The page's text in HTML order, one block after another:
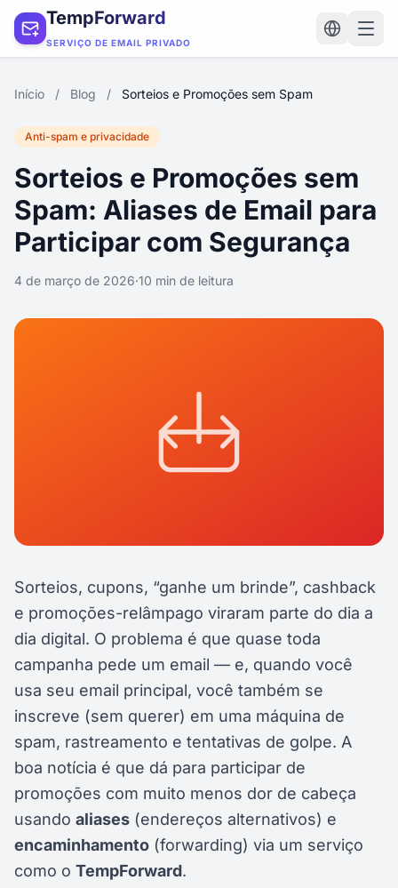
TempForward
SERVIÇO DE EMAIL PRIVADO
Início / Blog / Sorteios e Promoções sem Spam
Anti-spam e privacidade
Sorteios e Promoções sem
Spam: Aliases de Email para
Participar com Segurança
4 de março de 2026·10 min de leitura
Sorteios, cupons, “ganhe um brinde”, cashback
e promoções-relâmpago viraram parte do dia a
dia digital. O problema é que quase toda
campanha pede um email — e, quando você
usa seu email principal, você também se
inscreve (sem querer) em uma máquina de
spam, rastreamento e tentativas de golpe. A
boa notícia é que dá para participar de
promoções com muito menos dor de cabeça
usando aliases (endereços alternativos) e
encaminhamento (forwarding) via um serviço
como o TempForward.